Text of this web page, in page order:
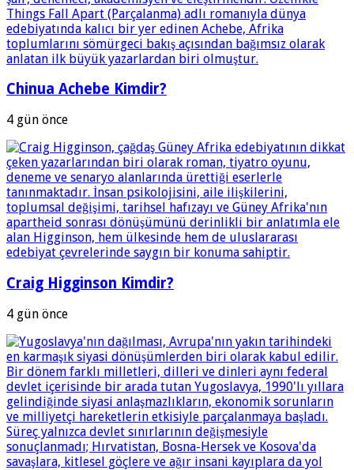
Chinua Achebe Kimdir?
4 gün önce
Craig Higginson Kimdir?
4 gün önce